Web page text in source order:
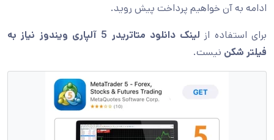
ادامه به آن خواهیم پرداخت پیش روید.
برای استفاده از
لینک دانلود متاتریدر 5 آلپاری ویندوز نیاز به
فیلتر شکن نیست.